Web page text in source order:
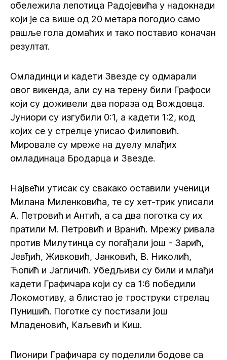
обележила лепотица Радојевића у надокнади
који је са више од 20 метара погодио само
рашље гола домаћих и тако поставио коначан
резултат.
Омладинци и кадети Звезде су одмарали
овог викенда, али су на терену били Графоси
који су доживели два пораза од Вождовца.
Јуниори су изгубили 0:1, а кадети 1:2, код
којих се у стрелце уписао Филиповић.
Мировале су мреже на дуелу млађих
омладинаца Бродарца и Звезде.
Највећи утисак су свакако оставили ученици
Милана Миленковића, те су хет-трик уписали
А. Петровић и Антић, а са два поготка су их
пратили М. Петровић и Вранић. Мрежу ривала
против Милутинца су погађали још - Зарић,
Јевђић, Живковић, Јанковић, В. Николић,
Ћопић и Јагличић. Убедљиви су били и млађи
кадети Графичара који су са 1:6 победили
Локомотиву, а блистао је троструки стрелац
Пунишић. Поготке су постизали још
Младеновић, Каљевић и Киш.
Пионири Графичара су поделили бодове са